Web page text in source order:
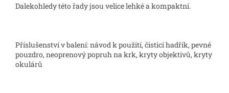
Dalekohledy této řady jsou velice lehké a kompaktní.
Příslušenství v balení: návod k použití, čisticí hadřík, pevné
pouzdro, neoprenový popruh na krk, kryty objektivů, kryty
okulárů